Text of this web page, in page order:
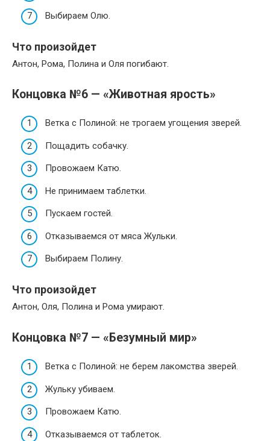
Выбираем Олю.
Что произойдет
Антон, Рома, Полина и Оля погибают.
Концовка №6 — «Животная ярость»
Ветка с Полиной: не трогаем угощения зверей.
Пощадить собачку.
Провожаем Катю.
Не принимаем таблетки.
Пускаем гостей.
Отказываемся от мяса Жульки.
Выбираем Полину.
Что произойдет
Антон, Оля, Полина и Рома умирают.
Концовка №7 — «Безумный мир»
Ветка с Полиной: не берем лакомства зверей.
Жульку убиваем.
Провожаем Катю.
Отказываемся от таблеток.